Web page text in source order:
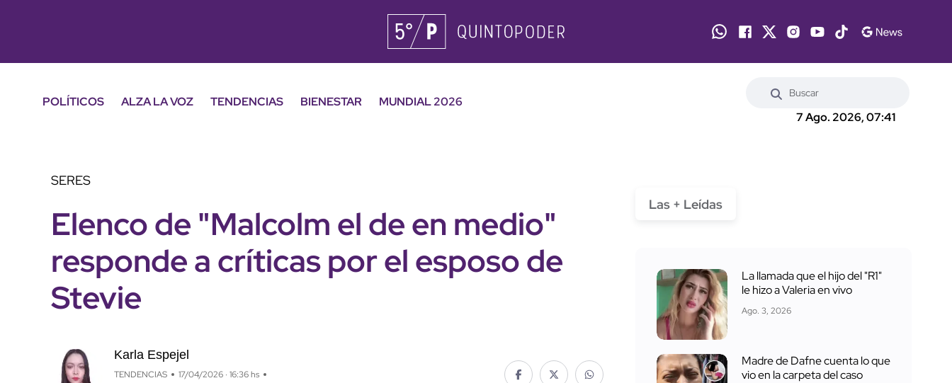
POLÍTICOS ALZA LA VOZ TENDENCIAS BIENESTAR
MUNDIAL 2026
7 Ago. 2026, 07:41
SERES
Elenco de "Malcolm el de en medio"
responde a críticas por el esposo de
Stevie
Karla Espejel
TENDENCIAS 17/04/2026 · 16:36 hs
Las + Leídas
La llamada que el hijo del "R1"
le hizo a Valeria en vivo
Ago. 3, 2026
Madre de Dafne cuenta lo que
vio en la carpeta del caso